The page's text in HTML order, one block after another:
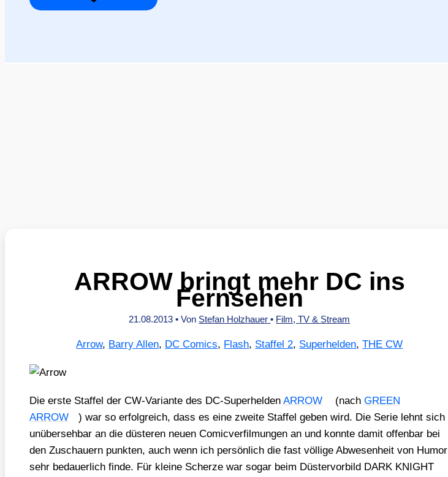
ARROW bringt mehr DC ins
Fernsehen
21.08.2013• Von Stefan Holzhauer• Film, TV & Stream
Arrow, Barry Allen, DC Comics, Flash, Staffel 2, Superhelden,THE CW
Die ers­te Staf­fel der CW-Vari­an­te des DC-Super­hel­den ARROW (nach GREEN
ARROW
) war so erfolg­reich, dass es eine zwei­te Staf­fel geben wird. Die Serie lehnt sich
unüber­seh­bar an die düs­te­ren neu­en Comic­ver­fil­mun­gen an und konn­te damit offen­bar bei
den Zuschau­ern punk­ten, auch wenn ich per­sön­lich die fast völ­li­ge Abwe­sen­heit von Humor
sehr bedau­er­lich fin­de. Für klei­ne Scher­ze war sogar beim Düs­ter­vor­bild DARK KNIGHT